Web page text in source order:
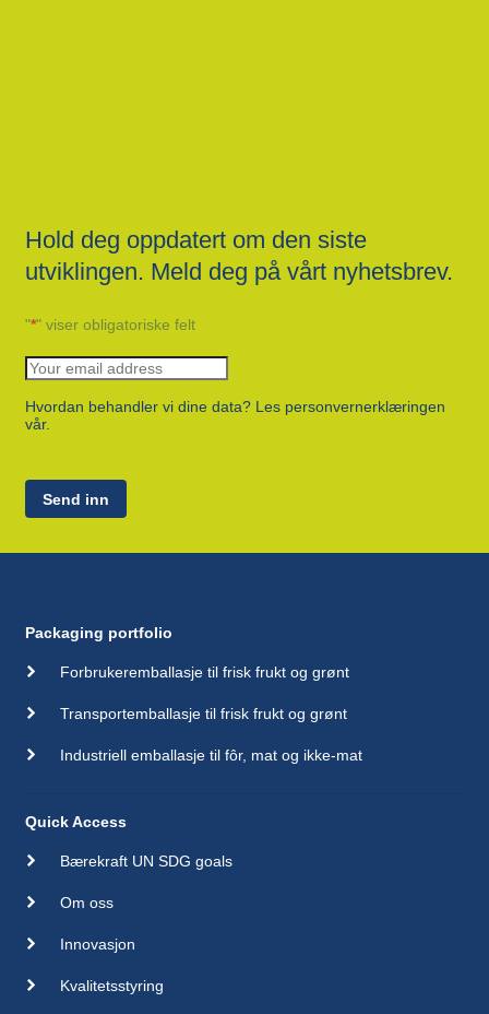
Hold deg oppdatert om den siste
utviklingen. Meld deg på vårt nyhetsbrev.
"*" viser obligatoriske felt
Hvordan behandler vi dine data? Les personvernerklæringen
vår.
Send inn
Packaging portfolio
Forbrukeremballasje til frisk frukt og grønt
Transportemballasje til frisk frukt og grønt
Industriell emballasje til fôr, mat og ikke-mat
Quick Access
Bærekraft UN SDG goals
Om oss
Innovasjon
Kvalitetsstyring